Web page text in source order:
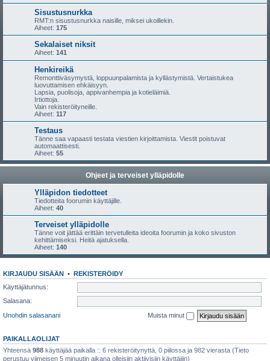
Sisustusnurkka
RMT:n sisustusnurkka naisille, miksei ukoillekin.
Aiheet: 175
Sekalaiset niksit
Aiheet: 141
Henkireikä
Remonttiväsymystä, loppuunpalamista ja kyllästymistä. Vertaistukea
luovuttamisen ehkäisyyn.
Lapsia, puolisoja, appivanhempia ja kotieläimiä.
Irtiottoja.
Vain rekisteröityneille.
Aiheet: 117
Testaus
Tänne saa vapaasti testata viestien kirjoittamista. Viestit poistuvat
automaattisesti.
Aiheet: 55
Ohjeet ja terveiset ylläpidolle
Ylläpidon tiedotteet
Tiedotteita foorumin käyttäjille.
Aiheet: 40
Terveiset ylläpidolle
Tänne voit jättää erittäin tervetulleita ideoita foorumin ja koko sivuston
kehittämiseksi. Heitä ajatuksella.
Aiheet: 140
KIRJAUDU SISÄÄN • REKISTERÖIDY
Käyttäjätunnus:
Salasana:
Unohdin salasanani
Muista minut
PAIKALLAOLIJAT
Yhteensä 988 käyttäjää paikalla :: 6 rekisteröitynyttä, 0 piilossa ja 982 vierasta (Tieto
perustuu viimeisen 5 minuutin aikana olleisiin aktiivisiin käyttäjiin)